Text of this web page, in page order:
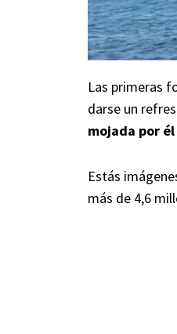
Las primeras
darse un
mojada por
Estás
más de 4,6